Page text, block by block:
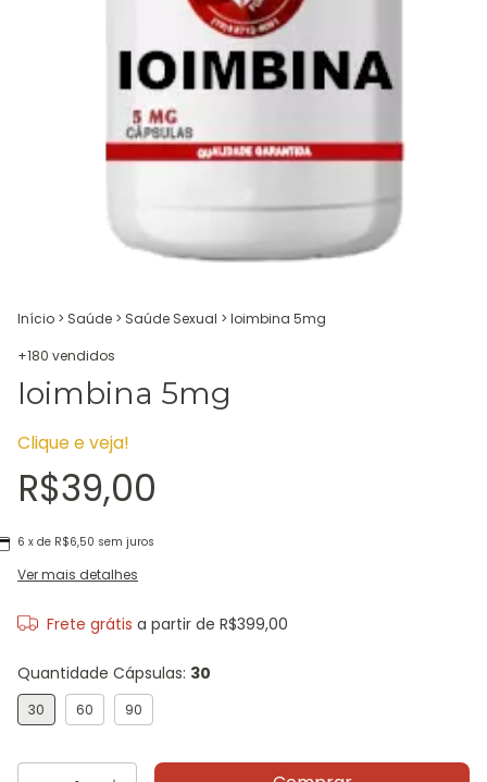
Início > Saúde > Saúde Sexual > Ioimbina 5mg
+180 vendidos
Ioimbina 5mg
Clique e veja!
R$39,00
6 x de R$6,50 sem juros
Ver mais detalhes
Frete grátis a partir de R$399,00
Quantidade Cápsulas: 30
30 60 90